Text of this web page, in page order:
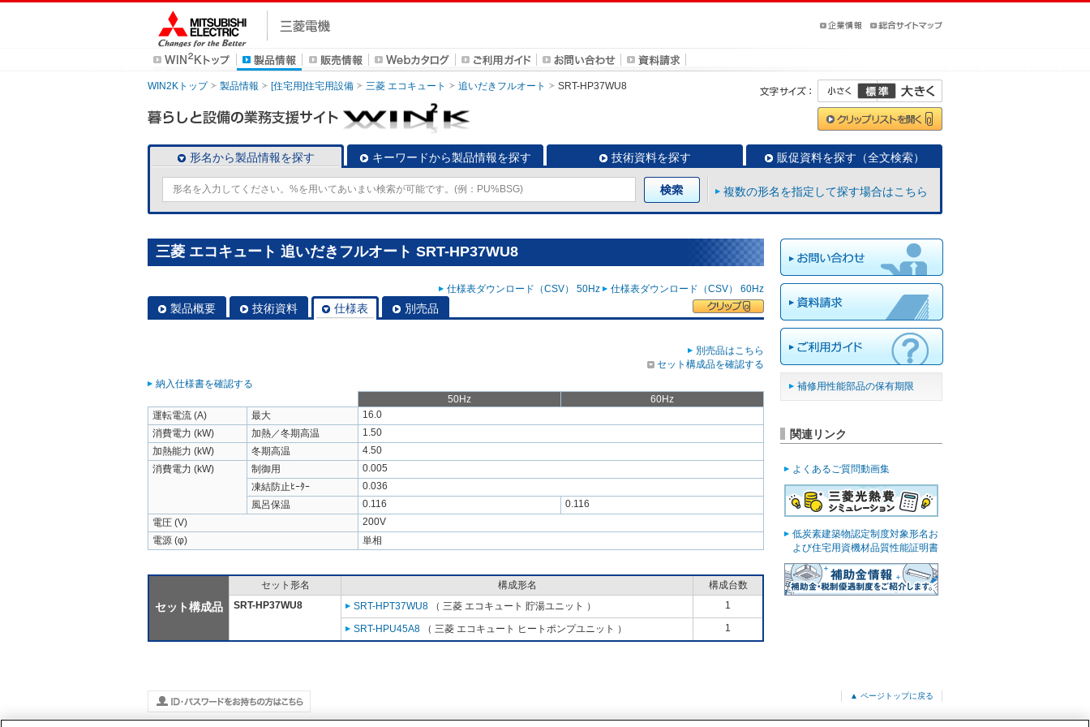
WIN2Kトップ 製品情報 [住宅用]住宅用設備 三菱 エコキュート 追いだきフルオート SRT-HP37WU8
形名から製品情報を探す キーワードから製品情報を探す 技術資料を探す 販促資料を探す（全文検索）
複数の形名を指定して探す場合はこちら
三菱 エコキュート 追いだきフルオート SRT-HP37WU8
仕様表ダウンロード（CSV） 50Hz 仕様表ダウンロード（CSV） 60Hz
製品概要 技術資料 仕様表 別売品
別売品はこちら
セット構成品を確認する
納入仕様書を確認する
50Hz
60Hz
運転電流 (A)
最大
16.0
消費電力 (kW)
加熱／冬期高温
1.50
加熱能力 (kW)
冬期高温
4.50
消費電力 (kW)
制御用
0.005
凍結防止ﾋｰﾀｰ
0.036
風呂保温
0.116
0.116
電圧 (V)
200V
電源 (φ)
単相
セット構成品
セット形名 構成形名
構成台数
SRT-HP37WU8
SRT-HPT37WU8 （ 三菱 エコキュート 貯湯ユニット ） 1
SRT-HPU45A8 （ 三菱 エコキュート ヒートポンプユニット ） 1
補修用性能部品の保有期限
関連リンク
よくあるご質問動画集
低炭素建築物認定制度対象形名お
よび住宅用資機材品質性能証明書
▲ ページトップに戻る